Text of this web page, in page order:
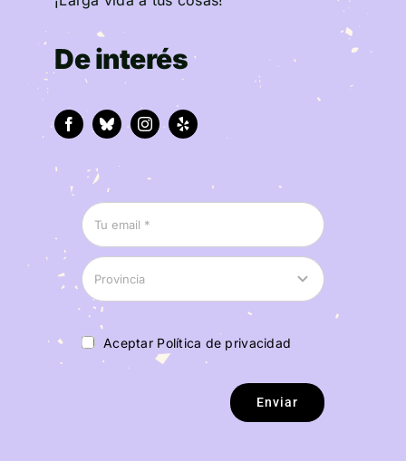
De interés
Aceptar Política de privacidad
Enviar